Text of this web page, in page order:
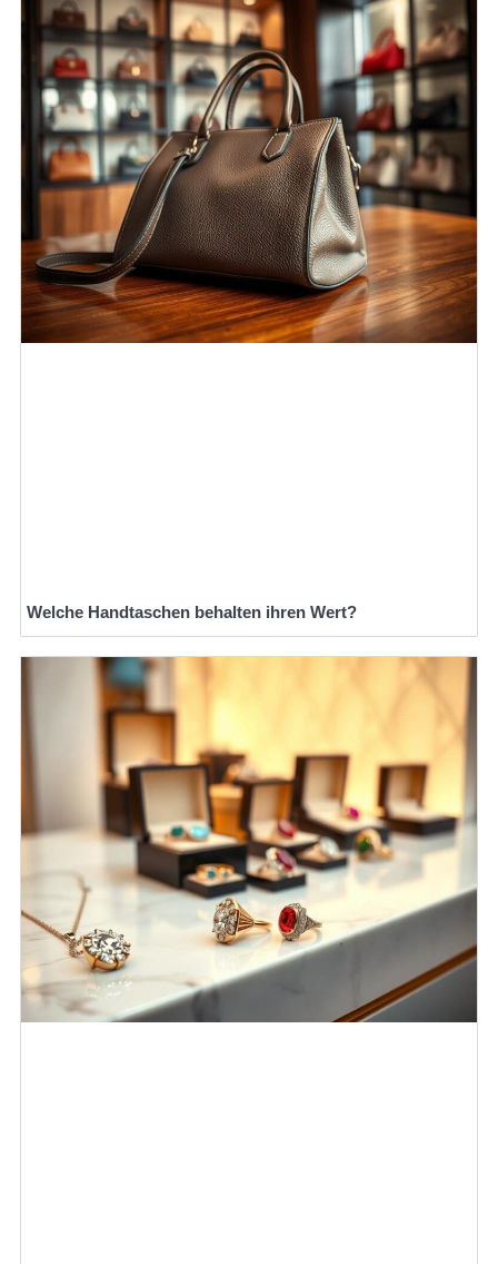
Welche Handtaschen behalten ihren Wert?